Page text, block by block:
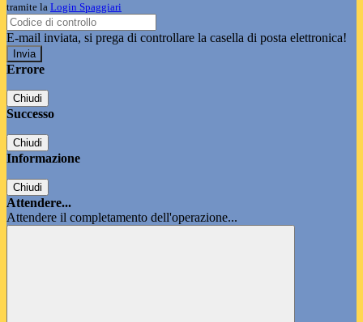
tramite la Login Spaggiari
E-mail inviata, si prega di controllare la casella di posta elettronica!
Errore
Chiudi
Successo
Chiudi
Informazione
Chiudi
Attendere...
Attendere il completamento dell'operazione...